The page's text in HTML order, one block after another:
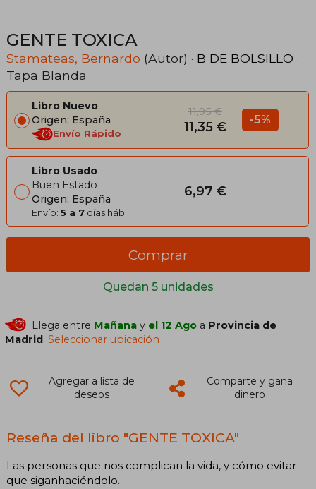
GENTE TOXICA
Stamateas, Bernardo (Autor) · B DE BOLSILLO ·
Tapa Blanda
Libro Nuevo
Origen: España
Envío Rápido
11,95 €
11,35 € -5%
Libro Usado
Buen Estado
Origen: España
Envío: 5 a 7 días háb.
6,97 €
Quedan 5 unidades
Comprar
Llega entre Mañana y el 12 Ago a Provincia de
Madrid.Seleccionar ubicación
Agregar a lista de
deseos
Comparte y gana
dinero
Reseña del libro "GENTE TOXICA"
Las personas que nos complican la vida, y cómo evitar
que siganhaciéndolo.